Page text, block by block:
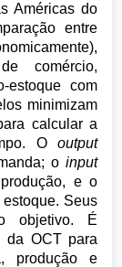
Américas do
entre
comércio,
estoque com
minimizam
calcular a
O output
o input
e o
Seus
objetivo. É
da OCT para
produção e